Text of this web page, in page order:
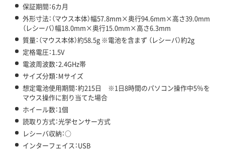
保証期間：6カ月
外形寸法：（マウス本体）幅57.8mm×奥行94.6mm×高さ39.0mm
（レシーバ）幅18.0mm×奥行15.0mm×高さ6.3mm
質量：（マウス本体）約58.5g ※電池を含まず （レシーバ）約2g
定格電圧：1.5V
電波周波数：2.4GHz帯
サイズ分類：Mサイズ
想定電池使用期間：約215日 ※1日8時間のパソコン操作中5％を
マウス操作に割り当てた場合
ホイール数：1個
読取り方式：光学センサー方式
レシーバ収納：○
インターフェイス：USB